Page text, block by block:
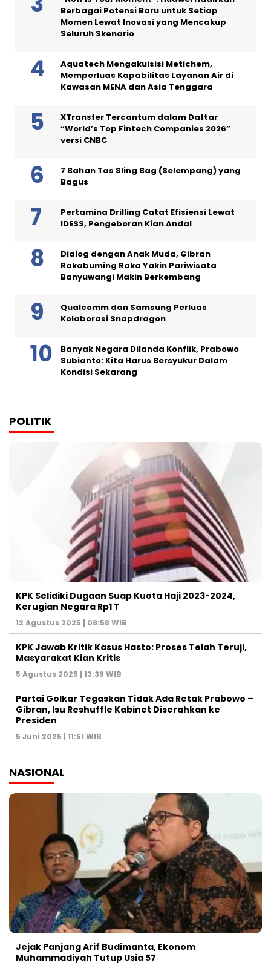
Berbagai Potensi Baru untuk Setiap
Momen Lewat Inovasi yang Mencakup
Seluruh Skenario
Aquatech Mengakuisisi Metichem,
Memperluas Kapabilitas Layanan Air di
Kawasan MENA dan Asia Tenggara
XTransfer Tercantum dalam Daftar
“World’s Top Fintech Companies 2026”
versi CNBC
7 Bahan Tas Sling Bag (Selempang) yang
Bagus
Pertamina Drilling Catat Efisiensi Lewat
IDESS, Pengeboran Kian Andal
Dialog dengan Anak Muda, Gibran
Rakabuming Raka Yakin Pariwisata
Banyuwangi Makin Berkembang
Qualcomm dan Samsung Perluas
Kolaborasi Snapdragon
Banyak Negara Dilanda Konflik, Prabowo
Subianto: Kita Harus Bersyukur Dalam
Kondisi Sekarang
POLITIK
KPK Selidiki Dugaan Suap Kuota Haji 2023-2024,
Kerugian Negara Rp1 T
12 Agustus 2025 | 08:58 WIB
KPK Jawab Kritik Kasus Hasto: Proses Telah Teruji,
Masyarakat Kian Kritis
5 Agustus 2025 | 13:39 WIB
Partai Golkar Tegaskan Tidak Ada Retak Prabowo –
Gibran, Isu Reshuffle Kabinet Diserahkan ke
Presiden
5 Juni 2025 | 11:51 WIB
NASIONAL
Jejak Panjang Arif Budimanta, Ekonom
Muhammadiyah Tutup Usia 57